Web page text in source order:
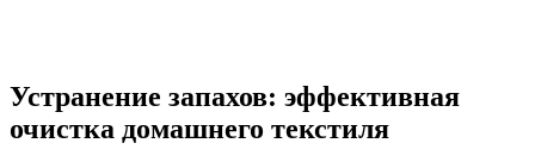
Устранение запахов: эффективная
очистка домашнего текстиля